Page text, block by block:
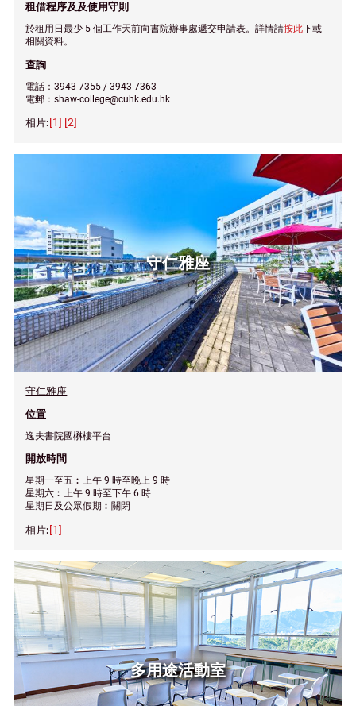
租借程序及及使用守則
於租用日最少 5 個工作天前向書院辦事處遞交申請表。詳情請按此下載
相關資料。
查詢
電話：3943 7355 / 3943 7363
電郵：shaw-college@cuhk.edu.hk
[1] [2]
守仁雅座
守仁雅座
位置
逸夫書院國楙樓平台
開放時間
星期一至五︰上午 9 時至晚上 9 時
星期六︰上午 9 時至下午 6 時
星期日及公眾假期︰關閉
[1]
多用途活動室